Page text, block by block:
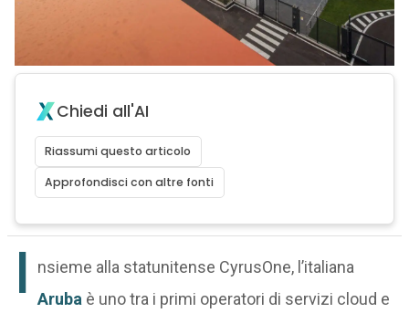
Chiedi all'AI
Riassumi questo articolo
Approfondisci con altre fonti
I
nsieme alla statunitense CyrusOne, l’italiana
Aruba è uno tra i primi operatori di servizi cloud e